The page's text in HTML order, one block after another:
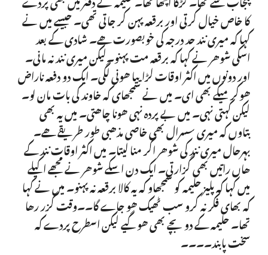
کا خاص خیال کرتی اور برقعہ پہن کر جاتی تھی۔ جیسے میں نے
کہا کہ میری نند حد درجہ کی خوبصورت ھے۔ شادی کے بعد
اسکی شوھر نے کہا کہ برقعہ مت پہنو۔لیکن میری نند نہ مانی۔
اور دونوں میں اکثر اوقات لڑاییا ھونی لگی۔ ایک دو دفعہ ناراض
ھوکر میکے بھی ای۔ میں نے سمجھای کہ خاوند کی بات مان لو۔
لیکن کہتی نہی۔ میں بے پردہ نہی ھونا چاھتی۔ میں یہ بھی
بتاوں کہ میری سسرال بھی خاصی مذھبی طور طریقے ھے۔
بہرحال میری نند کی شوھر اکر منا لیتا۔ میں اکثر اوقات نند کے
ھاں راتیں بھی گزارتی۔ ایک دن اسکے شوھر نے مجھے اکیلے
میں کہا کہ پلیز حلیمہ کو سمجھاو کہ یہ کالا برقعہ نہ پہنو۔ میں نے کہا
کہ بھای فکر نہ کرو سب ٹھیک ھو جاے گا۔۔وقت گزر رھا
تھا۔ حلیمہ کے دو بچے بھی ھوگیے لیکن اسطرح پردے کہ
سخت پابند۔۔۔۔